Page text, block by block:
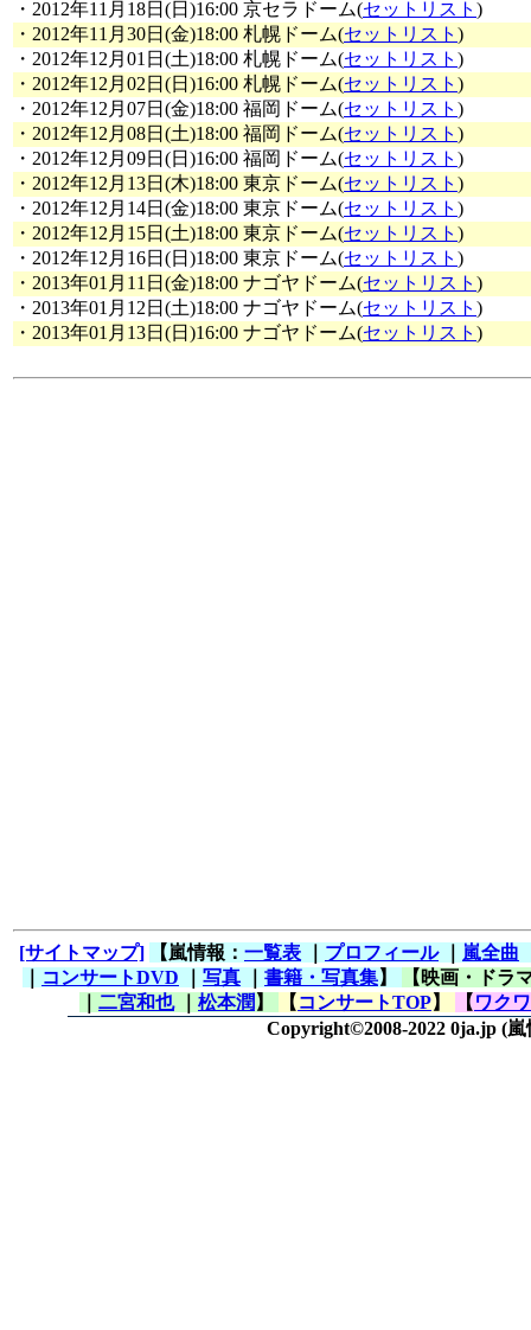
・2012年11月18日(日)16:00 京セラドーム(セットリスト )
・2012年11月30日(金)18:00 札幌ドーム(セットリスト )
・2012年12月01日(土)18:00 札幌ドーム(セットリスト )
・2012年12月02日(日)16:00 札幌ドーム(セットリスト )
・2012年12月07日(金)18:00 福岡ドーム(セットリスト )
・2012年12月08日(土)18:00 福岡ドーム(セットリスト )
・2012年12月09日(日)16:00 福岡ドーム(セットリスト )
・2012年12月13日(木)18:00 東京ドーム(セットリスト )
・2012年12月14日(金)18:00 東京ドーム(セットリスト )
・2012年12月15日(土)18:00 東京ドーム(セットリスト )
・2012年12月16日(日)18:00 東京ドーム(セットリスト )
・2013年01月11日(金)18:00 ナゴヤドーム(セットリスト )
・2013年01月12日(土)18:00 ナゴヤドーム(セットリスト )
・2013年01月13日(日)16:00 ナゴヤドーム(セットリスト )
[サイトマップ] 【嵐情報： 一覧表 プロフィール｜ 嵐全曲
コンサートDVD 写真 書籍・写真集】
【映画・ドラ
二宮和也｜ 松本潤 】 【 コンサートTOP】 【 ワク
Copyright©2008-2022 0ja.jp (嵐